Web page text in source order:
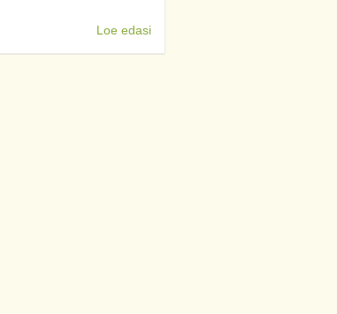
Loe edasi